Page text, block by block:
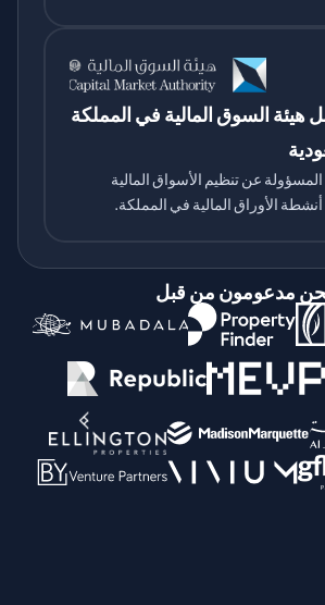
الأوراق المالية في المملكة.
مدعومون من قبل